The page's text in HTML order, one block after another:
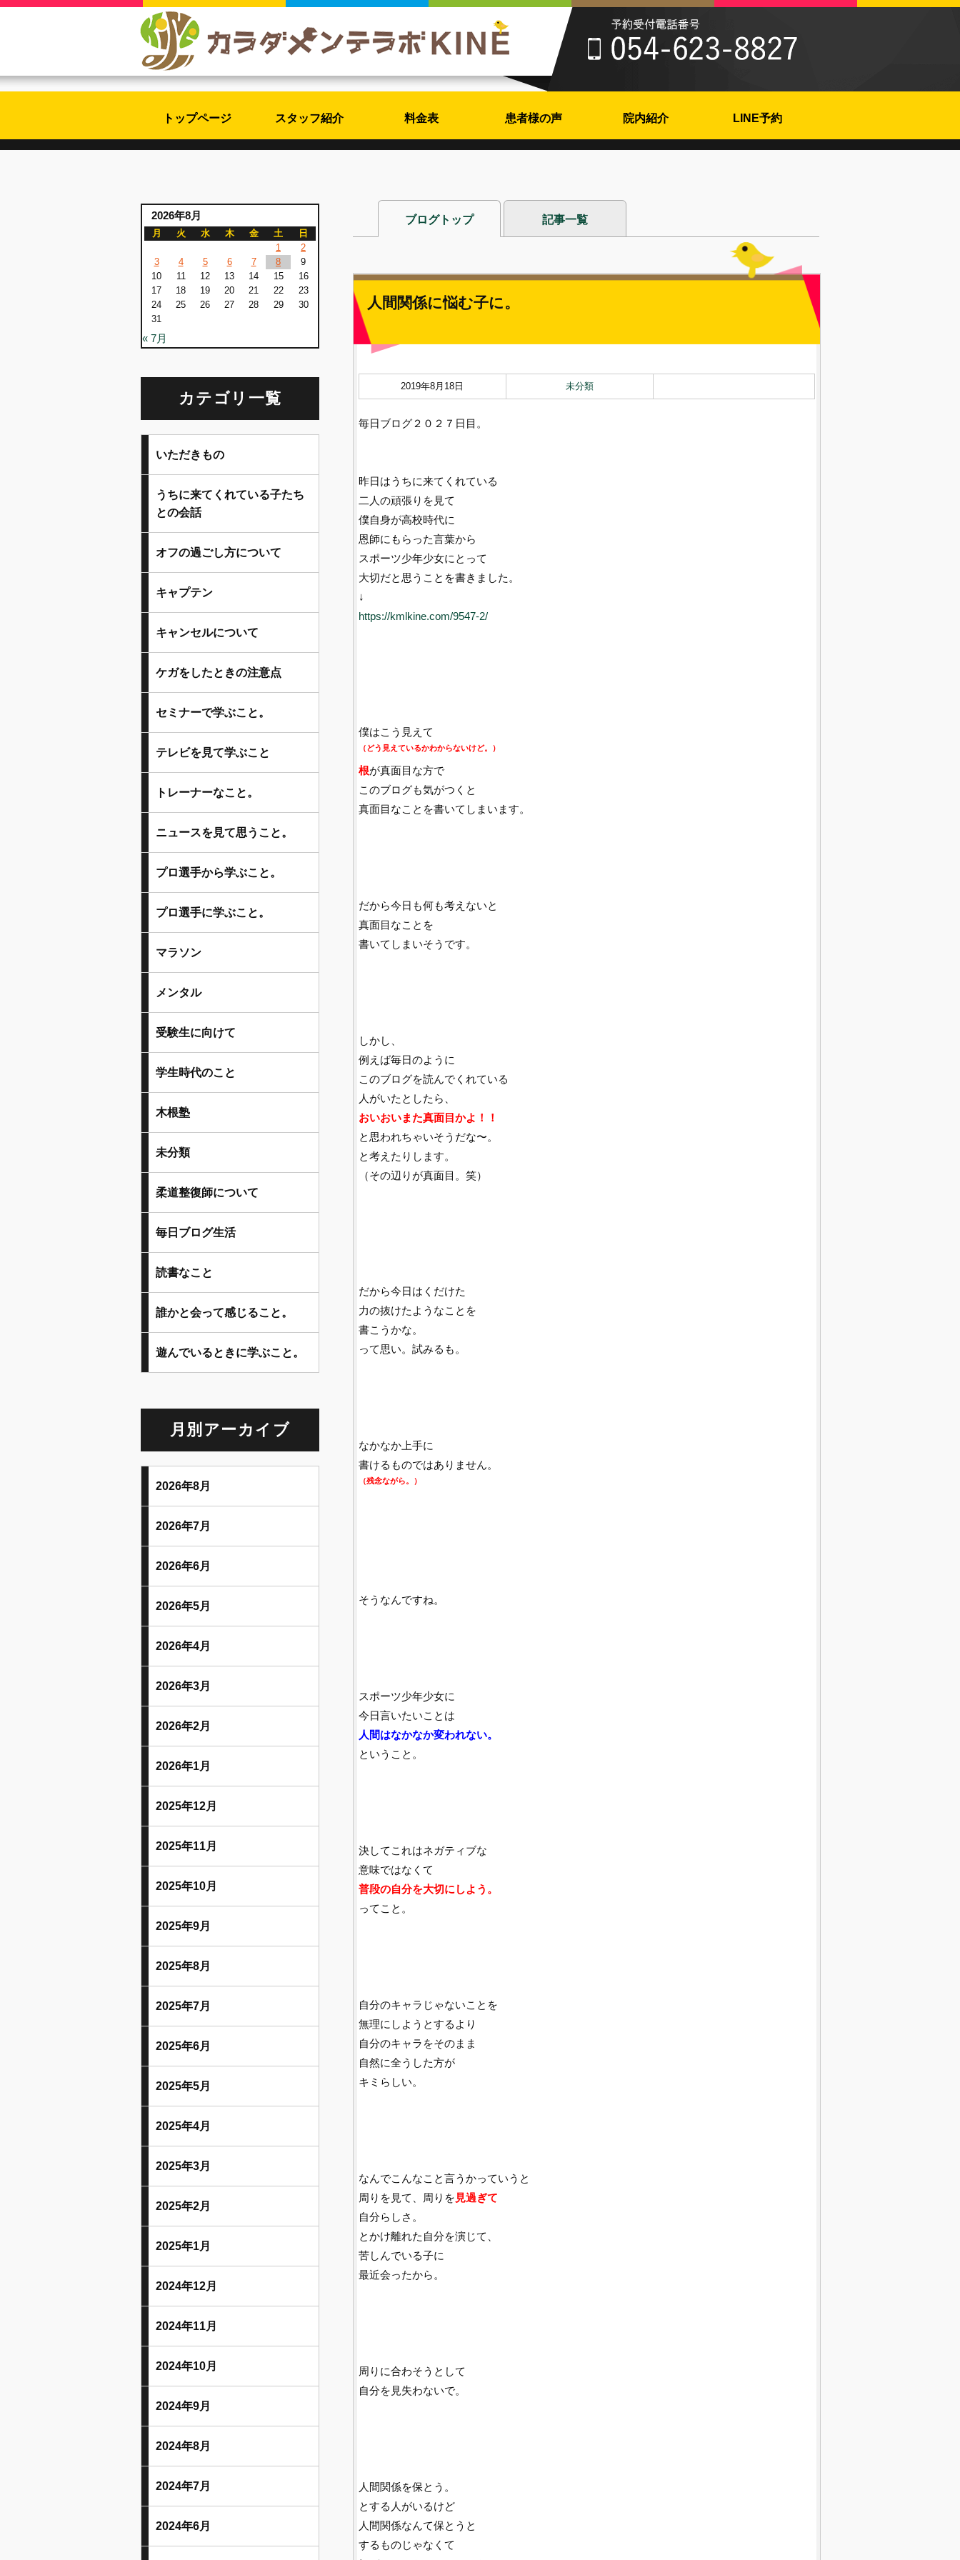
トップページ スタッフ紹介 料金表 患者様の声 院内紹介 LINE予約
ブログトップ 記事一覧
人間関係に悩む子に。
2019年8月18日 未分類
毎日ブログ２０２７日目。
昨日はうちに来てくれている
二人の頑張りを見て
僕自身が高校時代に
恩師にもらった言葉から
スポーツ少年少女にとって
大切だと思うことを書きました。
↓
https://kmlkine.com/9547-2/
僕はこう見えて
（どう見えているかわからないけど。）
根が真面目な方で
このブログも気がつくと
真面目なことを書いてしまいます。
だから今日も何も考えないと
真面目なことを
書いてしまいそうです。
しかし、
例えば毎日のように
このブログを読んでくれている
人がいたとしたら、
おいおいまた真面目かよ！！
と思われちゃいそうだな〜。
と考えたりします。
（その辺りが真面目。笑）
だから今日はくだけた
力の抜けたようなことを
書こうかな。
って思い。試みるも。
なかなか上手に
書けるものではありません。
（残念ながら。）
そうなんですね。
スポーツ少年少女に
今日言いたいことは
人間はなかなか変われない。
ということ。
決してこれはネガティブな
意味ではなくて
普段の自分を大切にしよう。
ってこと。
自分のキャラじゃないことを
無理にしようとするより
自分のキャラをそのまま
自然に全うした方が
キミらしい。
なんでこんなこと言うかっていうと
周りを見て、周りを 見過ぎて
自分らしさ。
とかけ離れた自分を演じて、
苦しんでいる子に
最近会ったから。
周りに合わそうとして
自分を見失わないで。
人間関係を保とう。
とする人がいるけど
人間関係なんて保とうと
するものじゃなくて
2026年8月
月 火 水 木 金 土
日
1
2
3
4 5 6 7 8
9
10
11 12 13 14 15
16
17
18 19 20 21 22
23
24
25 26 27 28 29
30
31
« 7月
カテゴリ一覧
いただきもの
うちに来てくれている子たち
との会話
オフの過ごし方について
キャプテン
キャンセルについて
ケガをしたときの注意点
セミナーで学ぶこと。
テレビを見て学ぶこと
トレーナーなこと。
ニュースを見て思うこと。
プロ選手から学ぶこと。
プロ選手に学ぶこと。
マラソン
メンタル
受験生に向けて
学生時代のこと
木根塾
未分類
柔道整復師について
毎日ブログ生活
読書なこと
誰かと会って感じること。
遊んでいるときに学ぶこと。
月別アーカイブ
2026年8月
2026年7月
2026年6月
2026年5月
2026年4月
2026年3月
2026年2月
2026年1月
2025年12月
2025年11月
2025年10月
2025年9月
2025年8月
2025年7月
2025年6月
2025年5月
2025年4月
2025年3月
2025年2月
2025年1月
2024年12月
2024年11月
2024年10月
2024年9月
2024年8月
2024年7月
2024年6月